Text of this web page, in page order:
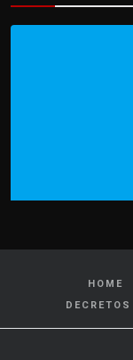
HOME